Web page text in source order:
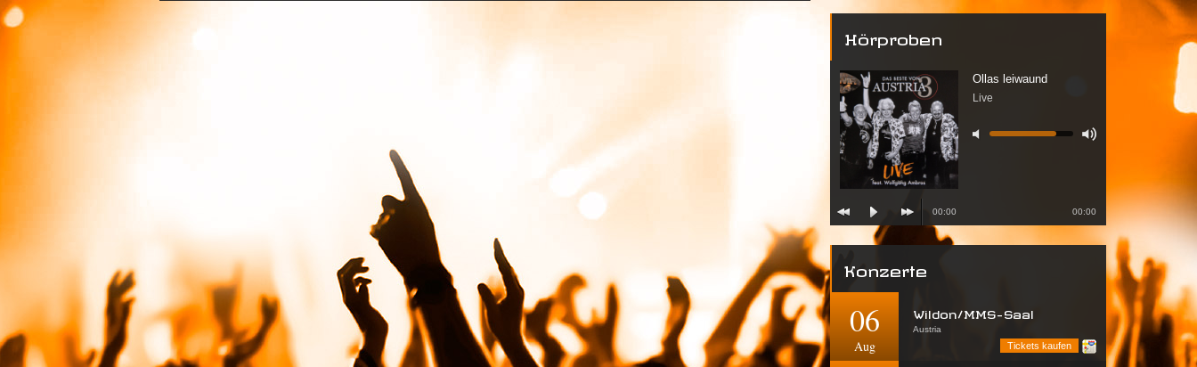
Hörproben
Ollas leiwaund
Live
00:00 00:00
Konzerte
06
Aug
Wildon/MMS-Saal
Austria
Tickets kaufen